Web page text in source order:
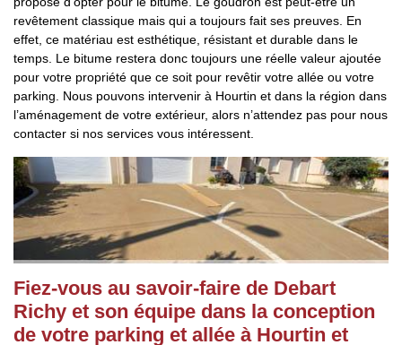
revêtement classique mais qui a toujours fait ses preuves. En
effet, ce matériau est esthétique, résistant et durable dans le
temps. Le bitume restera donc toujours une réelle valeur ajoutée
pour votre propriété que ce soit pour revêtir votre allée ou votre
parking. Nous pouvons intervenir à Hourtin et dans la région dans
l’aménagement de votre extérieur, alors n’attendez pas pour nous
contacter si nos services vous intéressent.
Fiez-vous au savoir-faire de Debart
Richy et son équipe dans la conception
de votre parking et allée à Hourtin et